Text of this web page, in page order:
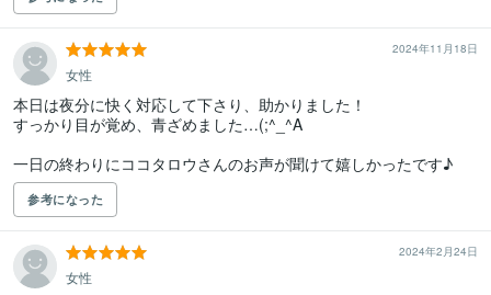
2024年11月18日
女性
本日は夜分に快く対応して下さり、助かりました！
すっかり目が覚め、青ざめました…(;^_^A
一日の終わりにココタロウさんのお声が聞けて嬉しかったです♪
参考になった
2024年2月24日
女性